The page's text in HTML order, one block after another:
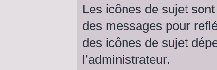
Les icônes de sujet
des messages pour
des icônes de sujet
l’administrateur.